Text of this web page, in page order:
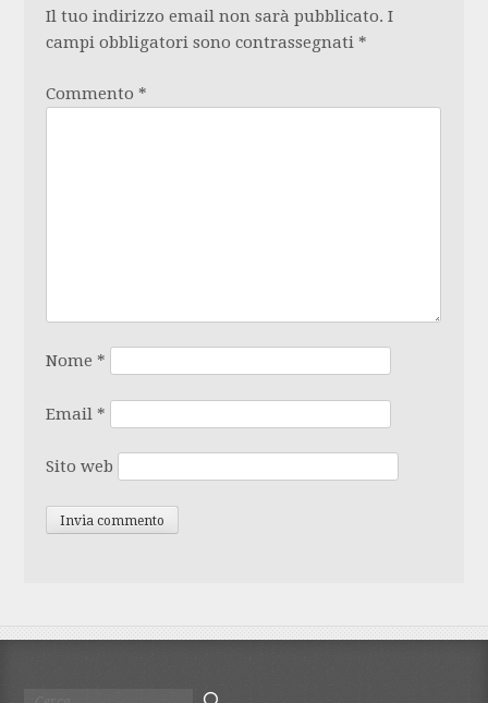
Il tuo indirizzo email non sarà pubblicato. I
campi obbligatori sono contrassegnati *
Commento *
Nome *
Email *
Sito web